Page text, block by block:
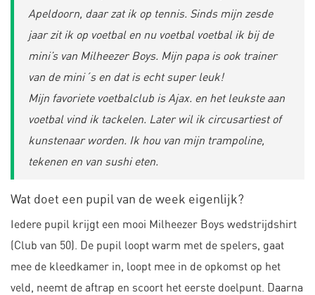
Apeldoorn, daar zat ik op tennis. Sinds mijn zesde
jaar zit ik op voetbal en nu voetbal voetbal ik bij de
mini’s van Milheezer Boys. Mijn papa is ook trainer
van de mini´s en dat is echt super leuk!
Mijn favoriete voetbalclub is Ajax. en het leukste aan
voetbal vind ik tackelen. Later wil ik circusartiest of
kunstenaar worden. Ik hou van mijn trampoline,
tekenen en van sushi eten.
Wat doet een pupil van de week eigenlijk?
Iedere pupil krijgt een mooi Milheezer Boys wedstrijdshirt
(Club van 50). De pupil loopt warm met de spelers, gaat
mee de kleedkamer in, loopt mee in de opkomst op het
veld, neemt de aftrap en scoort het eerste doelpunt. Daarna